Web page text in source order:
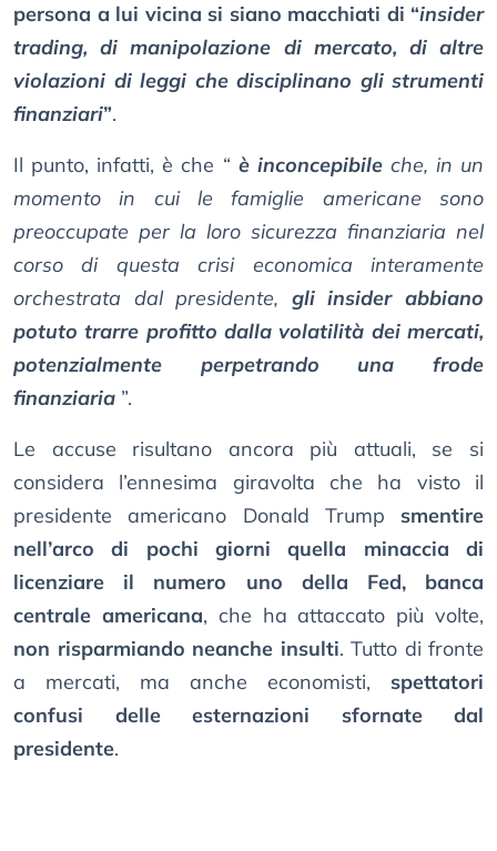
persona a lui vicina si siano macchiati di “insider
trading, di manipolazione di mercato, di altre
violazioni di leggi che disciplinano gli strumenti
finanziari”.
Il punto, infatti, è che “ è inconcepibileche, in un
momento in cui le famiglie americane sono
preoccupate per la loro sicurezza finanziaria nel
corso di questa crisi economica interamente
orchestrata dal presidente, gli insider abbiano
potuto trarre profitto dalla volatilità dei mercati,
potenzialmente perpetrando una frode
finanziaria ”.
Le accuse risultano ancora più attuali, se si
considera l’ennesima giravolta che ha visto il
presidente americano Donald Trump smentire
nell’arco di pochi giorni quella minaccia di
licenziare il numero uno della Fed, banca
centrale americana, che ha attaccato più volte,
non risparmiando neanche insulti. Tutto di fronte
a mercati, ma anche economisti, spettatori
confusi delle esternazioni sfornate dal
presidente.